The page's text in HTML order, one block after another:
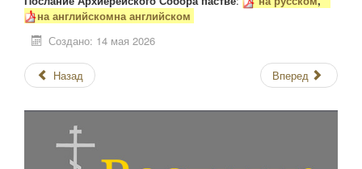
на английскомна английском
Создано: 14 мая 2026
Назад Вперед